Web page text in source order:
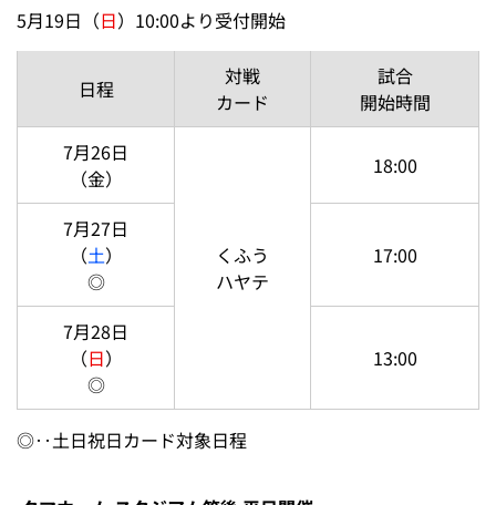
5月19日（日）10:00より受付開始
日程
対戦
カード
試合
開始時間
7月26日
（金）
くふう
ハヤテ
18:00
7月27日
（土）
◎
17:00
7月28日
（日）
◎
13:00
◎‥土日祝日カード対象日程